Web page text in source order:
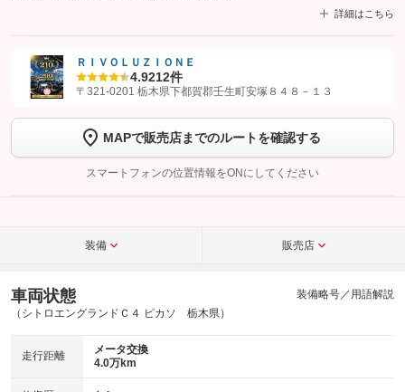
詳細はこちら
【STEP1】
認証画面でグーネットを友だち追加してから「許可する」ボタンを押
トーク画面で
ボタンをタップして問い合わせを
完了してください。
こちら
ＲＩＶＯＬＵＺＩＯＮＥ
4.9212件
〒321-0201 栃木県下都賀郡壬生町安塚８４８－１３
MAPで販売店までのルートを確認する
スマートフォンの位置情報をONにしてください
装備 販売店
車両状態
（シトロエングランドＣ４ ピカソ 栃木県）
装備略号／用語解説
走行距離
メータ交換
4.0万km